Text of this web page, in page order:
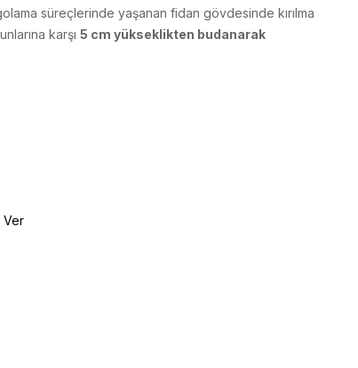
süreçlerinde yaşanan fidan gövdesinde kırılma
karşı5 cm yükseklikten budanarak
Ver